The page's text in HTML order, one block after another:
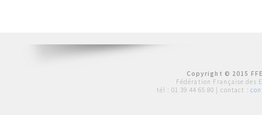
Copyright © 2015
Fédération Française des
tél : 01 39 44 65 80 | contact :